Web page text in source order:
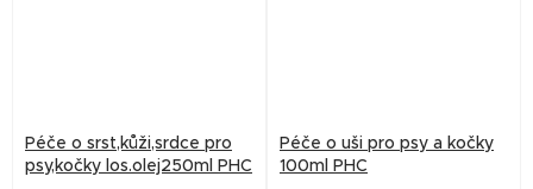
Péče o srst,kůži,srdce pro
psy,kočky los.olej250ml PHC
Péče o uši pro psy a kočky
100ml PHC